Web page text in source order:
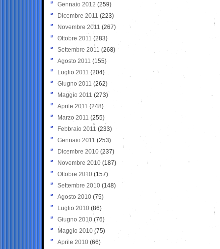
Gennaio 2012 (259)
Dicembre 2011 (223)
Novembre 2011 (267)
Ottobre 2011 (283)
Settembre 2011 (268)
Agosto 2011 (155)
Luglio 2011 (204)
Giugno 2011 (262)
Maggio 2011 (273)
Aprile 2011 (248)
Marzo 2011 (255)
Febbraio 2011 (233)
Gennaio 2011 (253)
Dicembre 2010 (237)
Novembre 2010 (187)
Ottobre 2010 (157)
Settembre 2010 (148)
Agosto 2010 (75)
Luglio 2010 (86)
Giugno 2010 (76)
Maggio 2010 (75)
Aprile 2010 (66)